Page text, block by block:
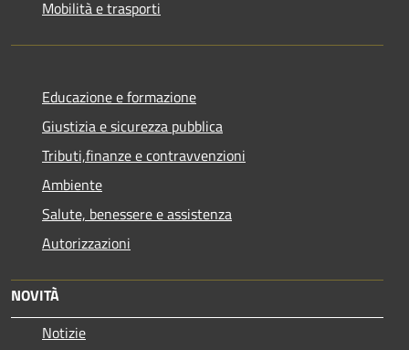
Mobilità e trasporti
Educazione e formazione
Giustizia e sicurezza pubblica
Tributi,finanze e contravvenzioni
Ambiente
Salute, benessere e assistenza
Autorizzazioni
NOVITÀ
Notizie